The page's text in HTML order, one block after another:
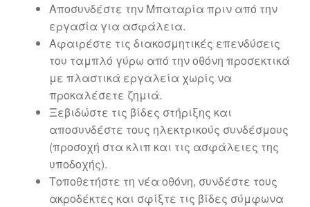
Αποσυνδέστε την Μπαταρία πριν από την
εργασία για ασφάλεια.
Αφαιρέστε τις διακοσμητικές επενδύσεις
του ταμπλό γύρω από την οθόνη προσεκτικά
με πλαστικά εργαλεία χωρίς να
προκαλέσετε ζημιά.
Ξεβιδώστε τις βίδες στήριξης και
αποσυνδέστε τους ηλεκτρικούς συνδέσμους
(προσοχή στα κλιπ και τις ασφάλειες της
υποδοχής).
Τοποθετήστε τη νέα οθόνη, συνδέστε τους
ακροδέκτες και σφίξτε τις βίδες σύμφωνα